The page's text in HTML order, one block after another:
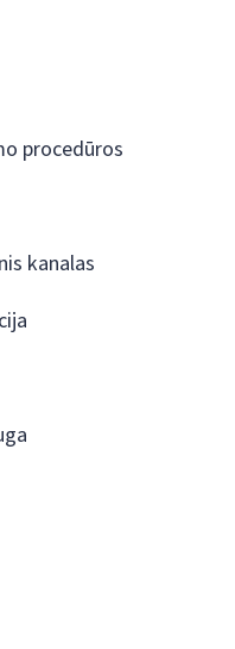
procedūros
kanalas